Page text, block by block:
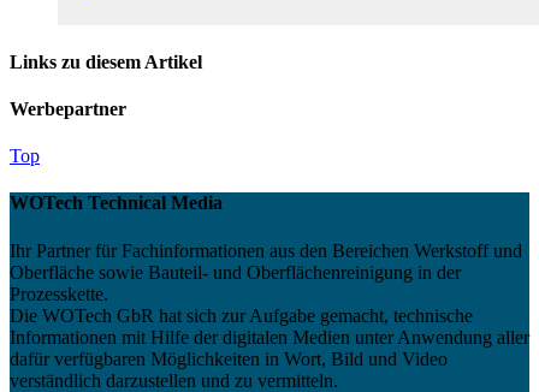
Links zu diesem Artikel
Werbepartner
Top
WOTech Technical Media
Ihr Partner für Fachinformationen aus den Bereichen Werkstoff und
Oberfläche sowie Bauteil- und Oberflächenreinigung in der
Prozesskette.
Die WOTech GbR hat sich zur Aufgabe gemacht, technische
Informationen mit Hilfe der digitalen Medien unter Anwendung aller
dafür verfügbaren Möglichkeiten in Wort, Bild und Video
verständlich darzustellen und zu vermitteln.